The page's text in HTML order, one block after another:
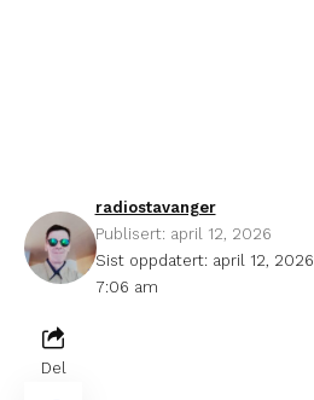
Sist oppdatert: april 12, 2026
7:06 am
radiostavanger
Publisert: april 12, 2026
Del